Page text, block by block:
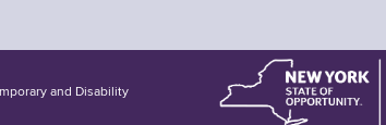
and Disability